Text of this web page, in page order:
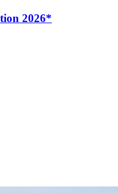
2026*